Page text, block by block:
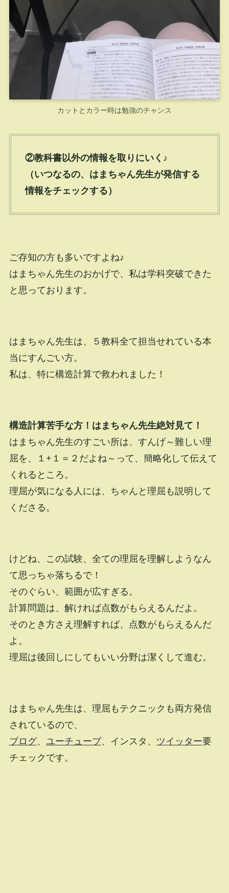
カットとカラー時は勉強のチャンス
②教科書以外の情報を取りにいく♪
（いつなるの、はまちゃん先生が発信する
情報をチェックする）
ご存知の方も多いですよね♪
はまちゃん先生のおかげで、私は学科突破できた
と思っております。
はまちゃん先生は、５教科全て担当せれている本
当にすんごい方。
私は、特に構造計算で救われました！
構造計算苦手な方！はまちゃん先生絶対見て！
はまちゃん先生のすごい所は、すんげ～難しい理
屈を、１+１＝２だよね～って、簡略化して伝えて
くれるところ。
理屈が気になる人には、ちゃんと理屈も説明して
くださる。
けどね、この試験、全ての理屈を理解しようなん
て思っちゃ落ちるで！
そのぐらい、範囲が広すぎる。
計算問題は、解ければ点数がもらえるんだよ。
そのとき方さえ理解すれば、点数がもらえるんだ
よ。
理屈は後回しにしてもいい分野は潔くして進む。
はまちゃん先生は、理屈もテクニックも両方発信
されているので、
ブログ、 ユーチューブ、インスタ、 ツイッター要
チェックです。